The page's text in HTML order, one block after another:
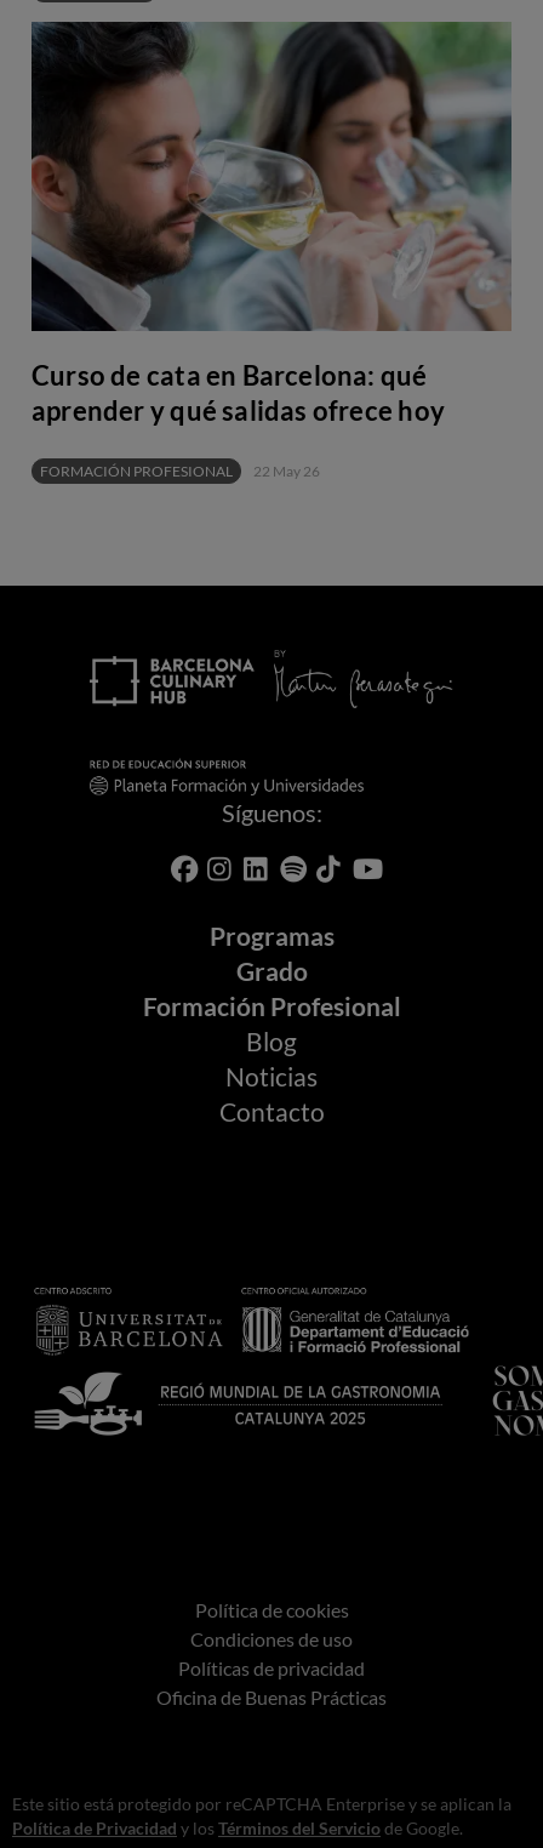
Curso de cata en Barcelona: qué
aprender y qué salidas ofrece hoy
FORMACIÓN PROFESIONAL 22 May 26
Síguenos:
Programas
Grado
Formación Profesional
Blog
Noticias
Contacto
Política de cookies
Condiciones de uso
Políticas de privacidad
Oficina de Buenas Prácticas
Este sitio está protegido por reCAPTCHA Enterprise y se aplican la
Política de Privacidad y losTérminos del Serviciode Google.